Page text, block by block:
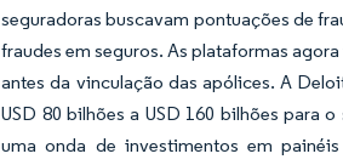
seguradoras buscavam pontuações de
fraudes em seguros. As plataformas
antes da vinculação das apólices. A
USD 80 bilhões a USD 160 bilhões para
uma onda de investimentos em